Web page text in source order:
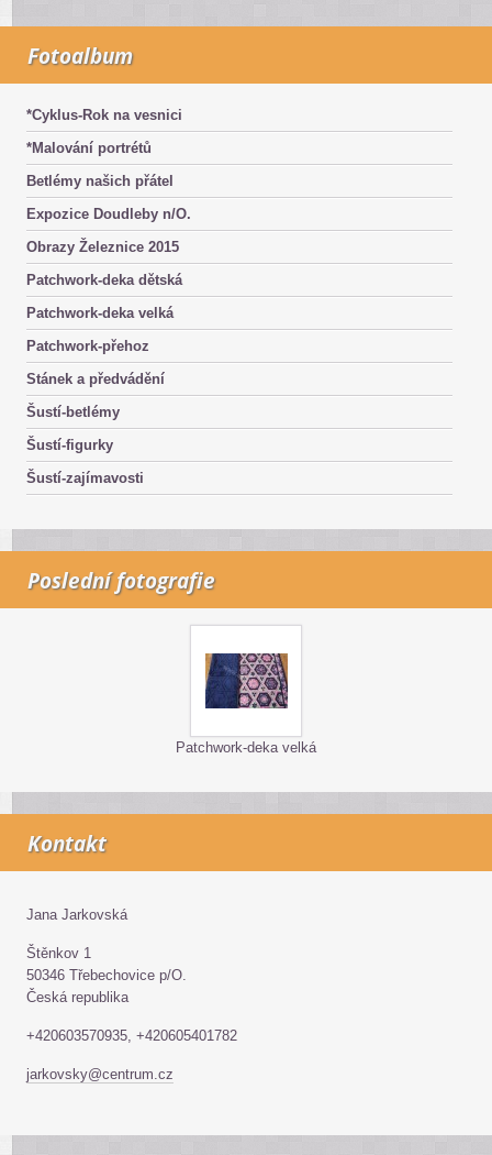
Fotoalbum
*Cyklus-Rok na vesnici
*Malování portrétů
Betlémy našich přátel
Expozice Doudleby n/O.
Obrazy Železnice 2015
Patchwork-deka dětská
Patchwork-deka velká
Patchwork-přehoz
Stánek a předvádění
Šustí-betlémy
Šustí-figurky
Šustí-zajímavosti
Poslední fotografie
Patchwork-deka velká
Kontakt
Jana Jarkovská
Štěnkov 1
50346 Třebechovice p/O.
Česká republika
+420603570935, +420605401782
jarkovsky@centrum.cz